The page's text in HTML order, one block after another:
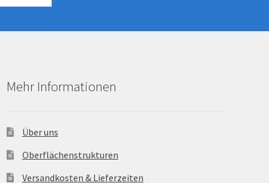
Mehr Informationen
Über uns
Oberflächenstrukturen
Versandkosten & Lieferzeiten